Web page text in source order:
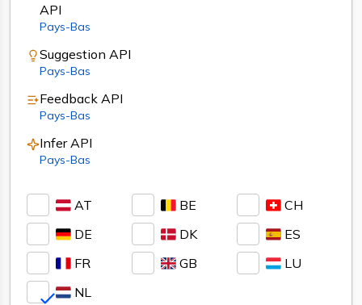
API
Pays-Bas
Suggestion API
Pays-Bas
Feedback API
Pays-Bas
InferAPI
Pays-Bas
AT BE
CH
DE
DK
ES
FR
GB
LU
NL